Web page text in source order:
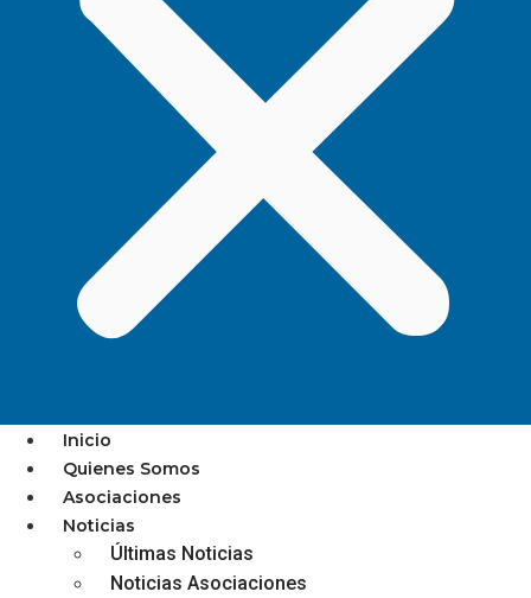
Inicio
Quienes Somos
Asociaciones
Noticias
Últimas Noticias
Noticias Asociaciones
EL GOBIERNO VASCO
DESTINA 1.850.00 EUROS A